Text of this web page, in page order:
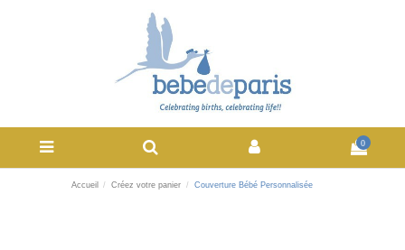
0
Accueil Créez votre panier Couverture Bébé Personnalisée